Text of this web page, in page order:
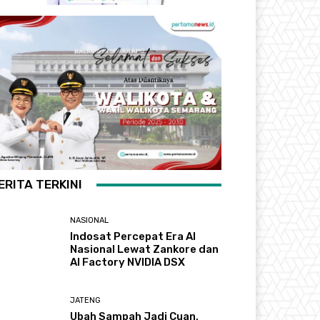
TERKINI
NASIONAL
Indosat Percepat Era AI
Nasional Lewat Zankore dan
AI Factory NVIDIA DSX
JATENG
Ubah Sampah Jadi Cuan,